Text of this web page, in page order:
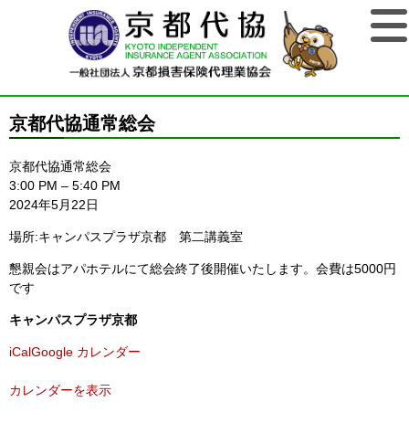
京都代協通常総会
京都代協通常総会
3:00 PM – 5:40 PM
2024年5月22日
場所:キャンパスプラザ京都 第二講義室
懇親会はアパホテルにて総会終了後開催いたします。会費は5000円
です
キャンパスプラザ京都
iCalGoogle カレンダー
カレンダーを表示